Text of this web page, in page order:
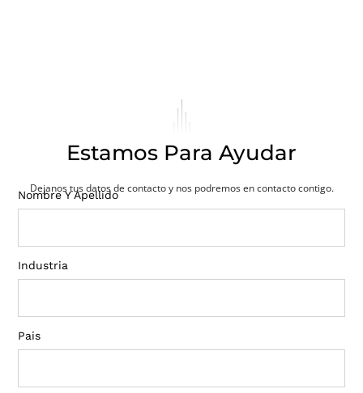
Estamos Para Ayudar
Dejanos tus datos de contacto y nos podremos en contacto contigo.
Nombre Y Apellido
Industria
Pais